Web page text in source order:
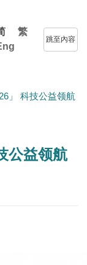
繁
跳至內容
」 科技公益领航
公益领航